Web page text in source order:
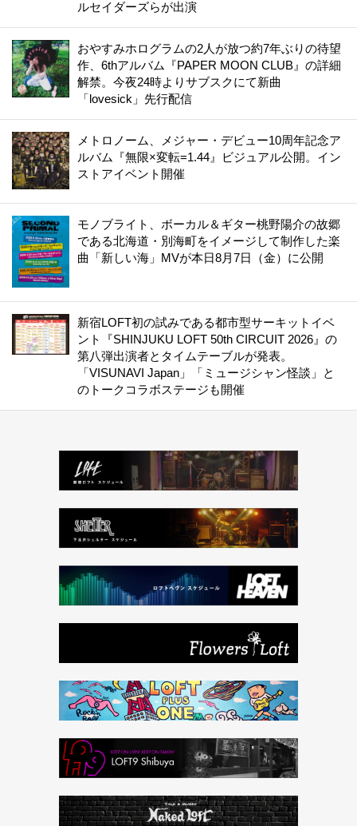
ルセイダーズらが出演
おやすみホログラムの2人が放つ約7年ぶりの待望
作、6thアルバム『PAPER MOON CLUB』の詳細
解禁。今夜24時よりサブスクにて新曲
「lovesick」先行配信
メトロノーム、メジャー・デビュー10周年記念ア
ルバム『無限×変転=1.44』ビジュアル公開。イン
ストアイベント開催
モノブライト、ボーカル＆ギター桃野陽介の故郷
である北海道・別海町をイメージして制作した楽
曲「新しい海」MVが本日8月7日（金）に公開
新宿LOFT初の試みである都市型サーキットイベ
ント『SHINJUKU LOFT 50th CIRCUIT 2026』の
第八弾出演者とタイムテーブルが発表。
「VISUNAVI Japan」「ミュージシャン怪談」と
のトークコラボステージも開催